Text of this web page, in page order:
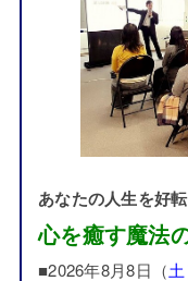
あなたの人生を好
心を癒す魔法
■2026年8月8日（土